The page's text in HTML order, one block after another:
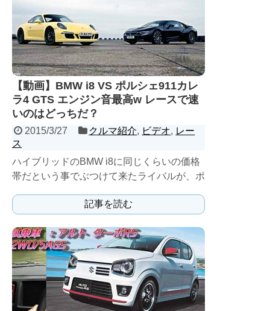
【動画】BMW i8 VS ポルシェ911カレ
ラ4 GTS エンジン音最高w レースで速
いのはどっちだ？
2015/3/27 クルマ紹介, ビデオ, レー
ス
ハイブリッドのBMW i8に同じくらいの価格
帯だという事でぶつけて来たライバルが、ポ
記事を読む